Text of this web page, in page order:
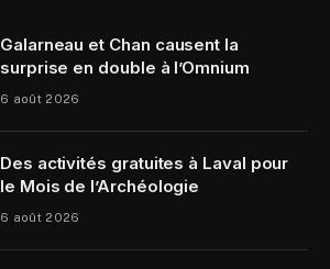
Galarneau et Chan causent la
surprise en double à l’Omnium
6 août 2026
Des activités gratuites à Laval pour
le Mois de l’Archéologie
6 août 2026